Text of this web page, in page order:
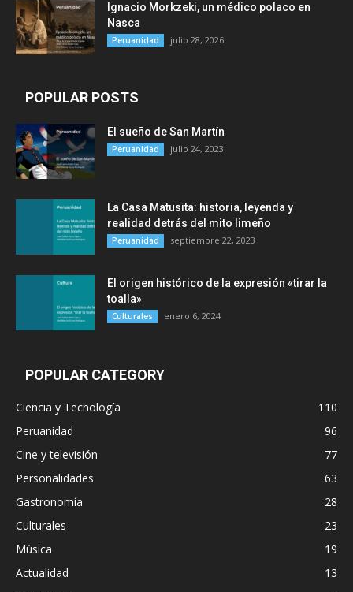
Ignacio Morkzeki, un médico polaco en
Nasca
Peruanidad julio 28, 2026
POPULAR POSTS
El sueño de San Martín
Peruanidad julio 24, 2023
La Casa Matusita: historia, leyenda y
realidad detrás del mito limeño
Peruanidad septiembre 22, 2023
El origen histórico de la expresión «tirar la
toalla»
Culturales enero 6, 2024
POPULAR CATEGORY
Ciencia y Tecnología
110
Peruanidad
96
Cine y televisión
77
Personalidades
63
Gastronomía
28
Culturales
23
Música
19
Actualidad
13